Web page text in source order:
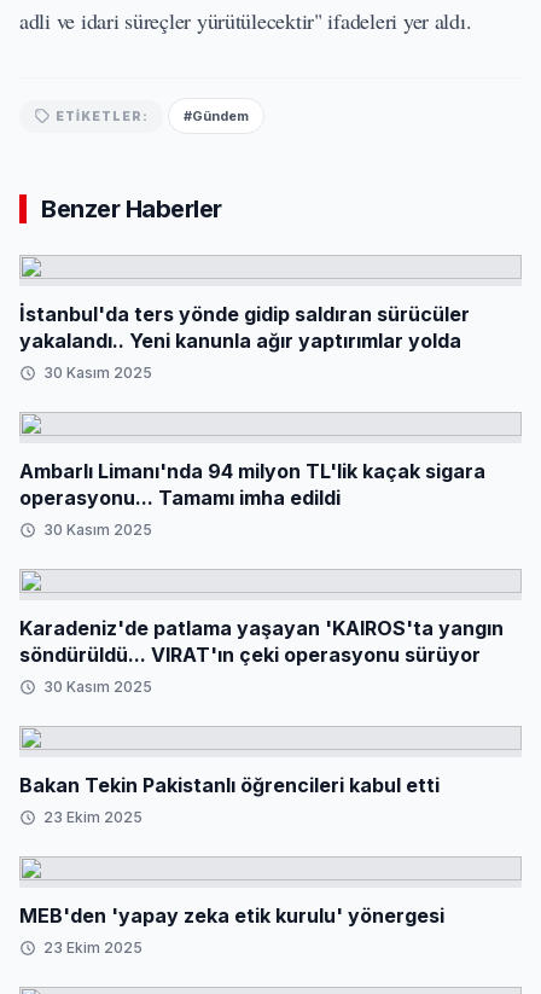
adli ve idari süreçler yürütülecektir" ifadeleri yer aldı.
ETIKETLER: #Gündem
Benzer Haberler
İstanbul'da ters yönde gidip saldıran sürücüler
yakalandı.. Yeni kanunla ağır yaptırımlar yolda
30 Kasım 2025
Ambarlı Limanı'nda 94 milyon TL'lik kaçak sigara
operasyonu... Tamamı imha edildi
30 Kasım 2025
Karadeniz'de patlama yaşayan 'KAIROS'ta yangın
söndürüldü... VIRAT'ın çeki operasyonu sürüyor
30 Kasım 2025
Bakan Tekin Pakistanlı öğrencileri kabul etti
23 Ekim 2025
MEB'den 'yapay zeka etik kurulu' yönergesi
23 Ekim 2025